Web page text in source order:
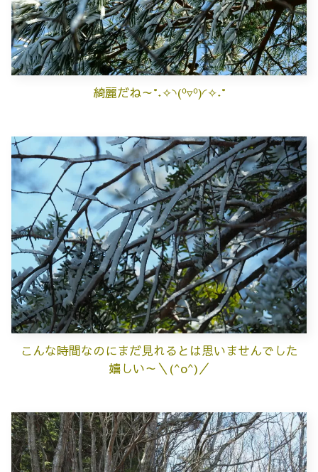
綺麗だね～°˖✧◝(⁰▿⁰)◜✧˖°
こんな時間なのにまだ見れるとは思いませんでした
嬉しい～＼(^o^)／